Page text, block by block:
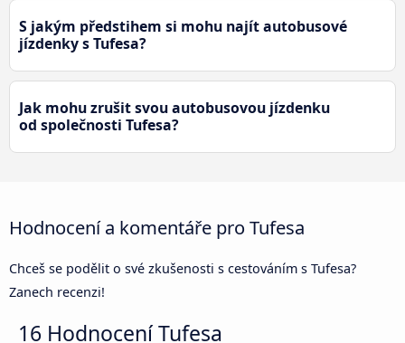
S jakým předstihem si mohu najít autobusové
jízdenky s Tufesa?
Jak mohu zrušit svou autobusovou jízdenku
od společnosti Tufesa?
Hodnocení a komentáře pro Tufesa
Chceš se podělit o své zkušenosti s cestováním s Tufesa?
Zanech recenzi!
16 HodnoceníTufesa